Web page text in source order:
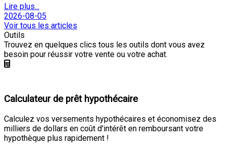
Lire plus...
2026-08-05
Voir tous les articles
Outils
Trouvez en quelques clics tous les outils dont vous avez
besoin pour réussir votre vente ou votre achat.
Calculateur de prêt hypothécaire
Calculez vos versements hypothécaires et économisez des
milliers de dollars en coût d'intérêt en remboursant votre
hypothèque plus rapidement !